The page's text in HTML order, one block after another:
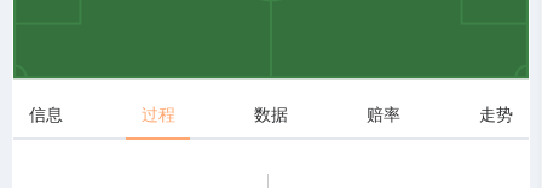
信息 过程 数据 赔率 走势